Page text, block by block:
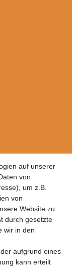
auf unserer
von
um z.B.
von
Website zu
durch gesetzte
wir in den
aufgrund eines
kann erteilt